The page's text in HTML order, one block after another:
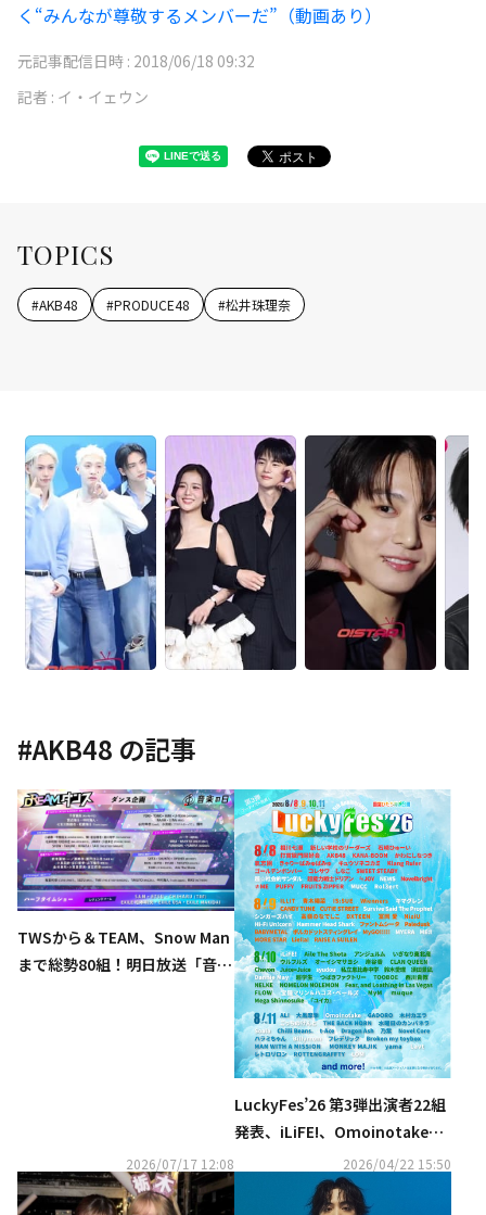
く“みんなが尊敬するメンバーだ”（動画あり）
元記事配信日時 : 2018/06/18 09:32
記者 : イ・イェウン
TOPICS
#AKB48 #PRODUCE48 #松井珠理奈
#AKB48 の記事
TWSから＆TEAM、Snow Man
まで総勢80組！明日放送「音楽
2026/07/17 12:08
LuckyFes’26 第3弾出演者22組
発表、iLiFE!、Omoinotake、s
yudou、こっちのけんと、NEW
S、宝鐘マリン、ME:I、MUCCら
2026/04/22 15:50